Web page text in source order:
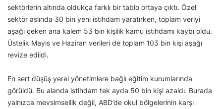
sektörlerin altında oldukça farklı bir tablo ortaya çıktı. Özel
sektör aslında 30 bin yeni istihdam yaratırken, toplam veriyi
aşağı çeken ana kalem 53 bin kişilik kamu istihdamı kaybı oldu.
Üstelik Mayıs ve Haziran verileri de toplam 103 bin kişi aşağı
revize edildi.
En sert düşüş yerel yönetimlere bağlı eğitim kurumlarında
görüldü. Bu alanda istihdam tek ayda 50 bin kişi azaldı. Burada
yalnızca mevsimsellik değil, ABD’de okul bölgelerinin karşı